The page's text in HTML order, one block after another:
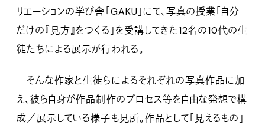
リエーションの学び舎「GAKU」にて、写真の授業「自分
だけの『見方』をつくる」を受講してきた12名の10代の生
徒たちによる展示が行われる。
そんな作家と生徒らによるそれぞれの写真作品に加
え、彼ら自身が作品制作のプロセス等を自由な発想で構
成／展示している様子も見所。作品として「見えるもの」